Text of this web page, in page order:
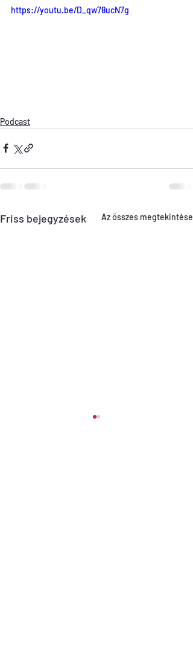
https://youtu.be/D_qw78ucN7g
Podcast
Friss bejegyzések Az összes megtekintése